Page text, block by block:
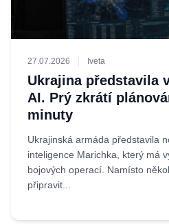
27.07.2026 Iveta
Ukrajina představila
AI. Prý zkrátí
minuty
Ukrajinská armáda představila
inteligence Marichka, který má
bojových operací. Namísto
připravit...